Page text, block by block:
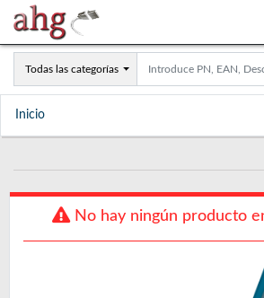
Todas las categorías
Inicio
No hay ningún producto